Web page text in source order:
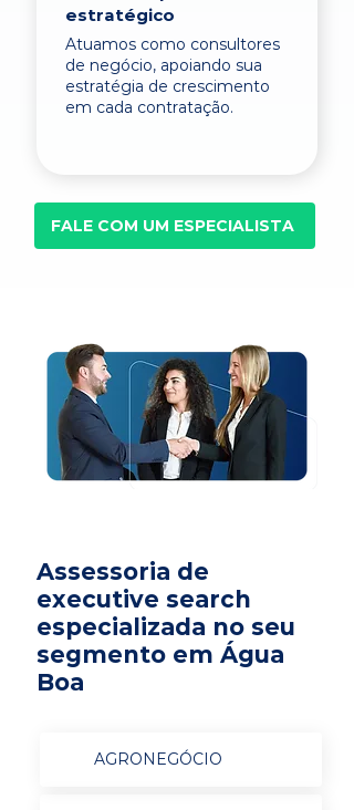
estratégico
Atuamos como consultores
de negócio, apoiando sua
estratégia de crescimento
em cada contratação.
FALE COM UM ESPECIALISTA
Assessoria de
executive search
especializada no seu
segmento em Água
Boa
AGRONEGÓCIO